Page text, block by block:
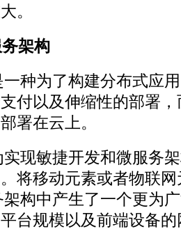
。
架构
种为了构建分布式应
付以及伸缩性的部署
署在云上。
现敏捷开发和微服务
将移动元素或者物联
架构中产生了一个更为
台规模以及前端设备